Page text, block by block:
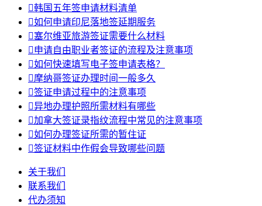
韩国五年签申请材料清单
如何申请印尼落地签延期服务
塞尔维亚旅游签证需要什么材料
申请自由职业者签证的流程及注意事项
如何快速填写电子签申请表格？
摩纳哥签证办理时间一般多久
签证申请过程中的注意事项
异地办理护照所需材料有哪些
加拿大签证录指纹流程中常见的注意事项
如何办理签证所需的暂住证
签证材料中作假会导致哪些问题
关于我们
联系我们
代办须知